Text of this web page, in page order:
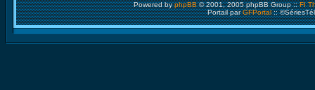
Powered byphpBB© 2001, 2005 phpBB Group ::FI
Portail parGFPortal::